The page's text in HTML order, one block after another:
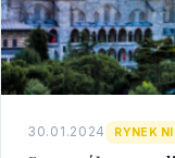
30.01.2024 RYNEK